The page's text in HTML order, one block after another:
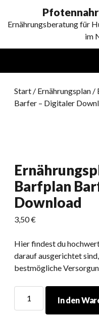
Ernährungsberatung für
im
Start / Ernährungsplan /
Barfer – Digitaler
Barfplan
Download
3,50€
Hier findest du
darauf ausgerichtet
bestmögliche
Hunde
In den